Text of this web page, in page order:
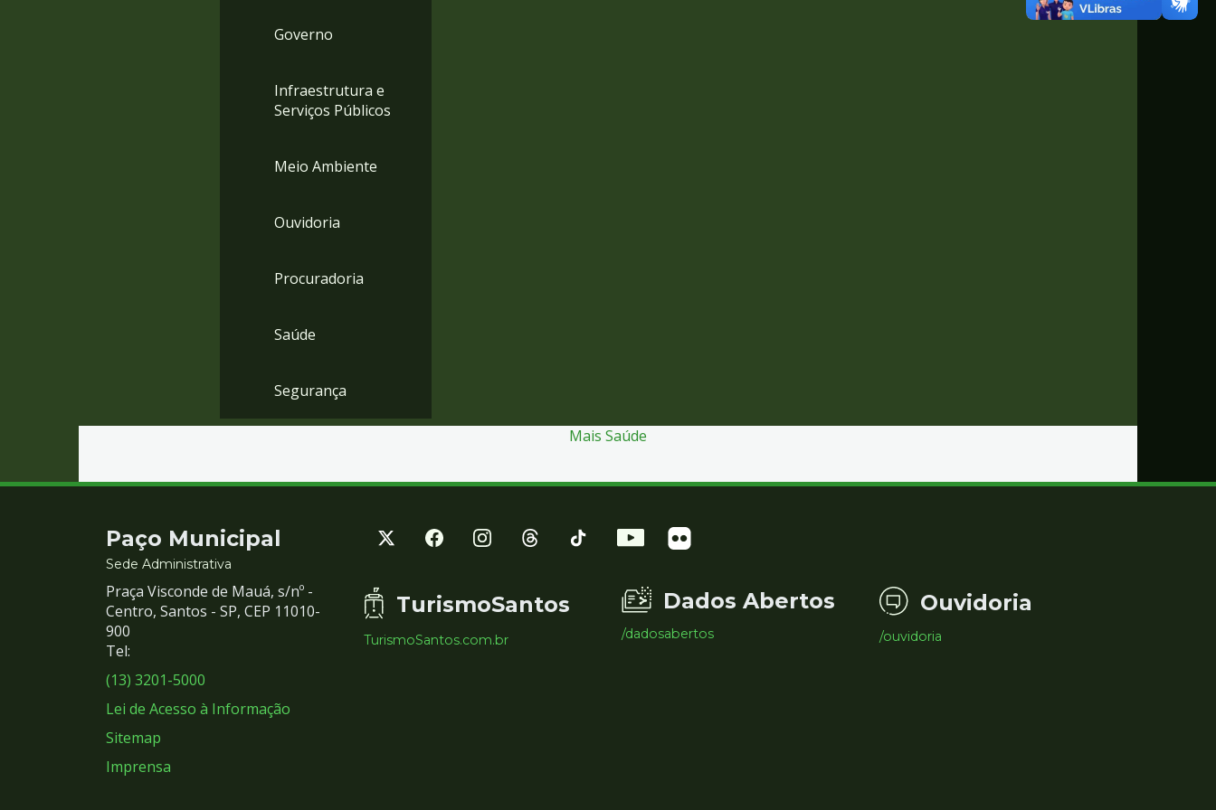
Governo
Infraestrutura e
Serviços Públicos
Meio Ambiente
Ouvidoria
Procuradoria
Saúde
Segurança
Mais Saúde
Contato
e
Redes
Sociais
Paço Municipal
Sede Administrativa
Praça Visconde de Mauá, s/nº -
Centro, Santos - SP, CEP 11010-
900
Tel:
(13) 3201-5000
Lei de Acesso à Informação
Sitemap
Imprensa
TurismoSantos
TurismoSantos.com.br
Dados Abertos
/dadosabertos
Ouvidoria
/ouvidoria